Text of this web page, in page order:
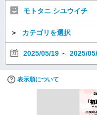
モトタニ シユウイチ
＞ カテゴリを選択
2025/05/19 ～ 2025/
表示順について